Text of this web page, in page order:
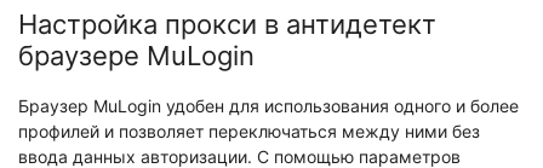
Настройка прокси в антидетект
браузере MuLogin
Браузер MuLogin удобен для использования одного и более
профилей и позволяет переключаться между ними без
ввода данных авторизации. С помощью параметров